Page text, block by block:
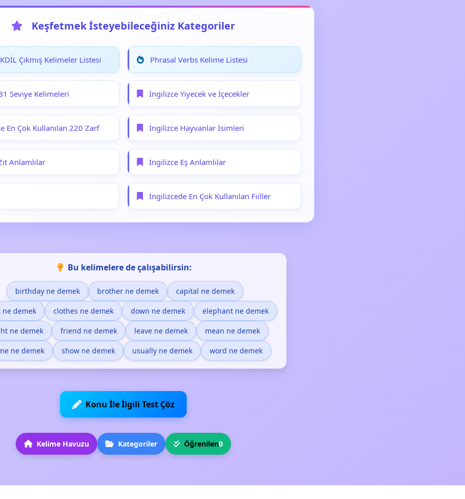
Keşfetmek İsteyebileceğiniz Kategoriler
Çıkmış Kelimeler Listesi Phrasal Verbs Kelime Listesi
Seviye Kelimeleri İngilizce Yiyecek ve İçecekler
En Çok Kullanılan 220 Zarf İngilizce Hayvanlar İsimleri
Anlamlılar İngilizce Eş Anlamlılar
İngilizcede En Çok Kullanılan Fiiller
Bu kelimelere de çalışabilirsin:
birthday ne demek brother ne demek capital ne demek
ne demek clothes ne demek down ne demek elephant ne demek
ne demek friend ne demek leave ne demek mean ne demek
ne demek show ne demek usually ne demek word ne demek
Konu İle İlgili Test Çöz
Kelime Havuzu Kategoriler Öğrenilen0